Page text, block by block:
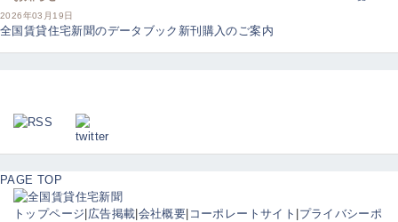
2026年03月19日
全国賃貸住宅新聞のデータブック新刊購入のご案内
PAGE TOP
トップページ|広告掲載|会社概要| コーポレートサイト |プライバシーポ